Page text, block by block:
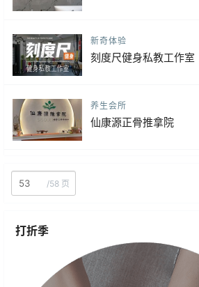
新奇体验
刻度尺健身私教工作室
养生会所
仙康源正骨推拿院
/58 页
打折季